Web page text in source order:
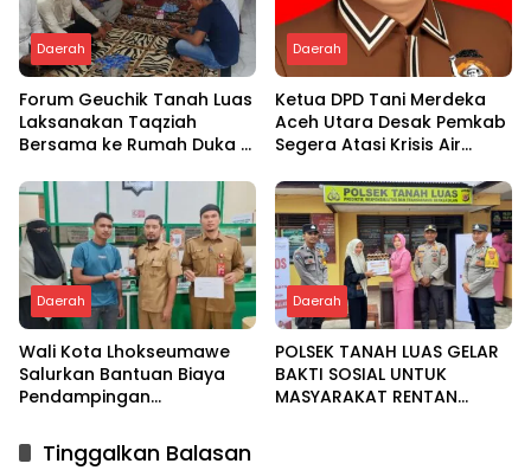
Daerah
Forum Geuchik Tanah Luas
Laksanakan Taqziah
Bersama ke Rumah Duka di
Daerah
Ketua DPD Tani Merdeka
Aceh Utara Desak Pemkab
Segera Atasi Krisis Air
Daerah
Wali Kota Lhokseumawe
Salurkan Bantuan Biaya
Pendampingan
Mal
Daerah
POLSEK TANAH LUAS GELAR
BAKTI SOSIAL UNTUK
MASYARAKAT RENTAN
Tinggalkan Balasan